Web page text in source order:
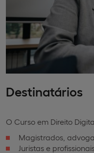
Destinatários
O Curso em Direito
Magistrados,
Juristas e